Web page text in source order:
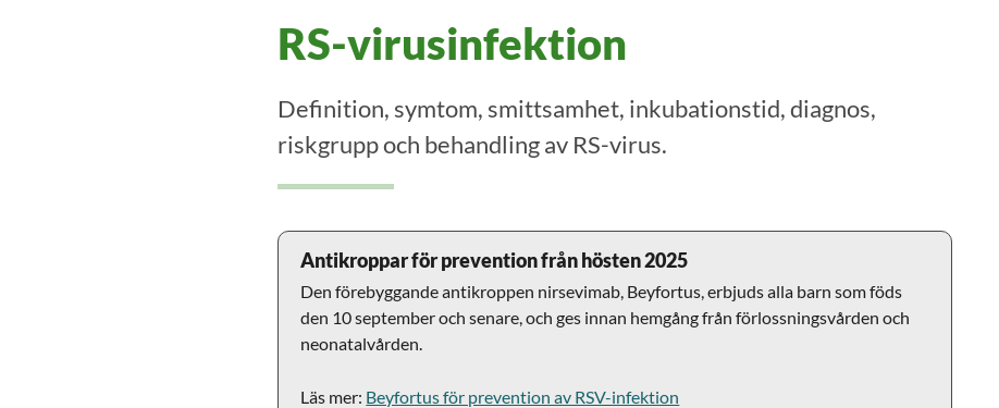
RS-virusinfektion
Definition, symtom, smittsamhet, inkubationstid, diagnos,
riskgrupp och behandling av RS-virus.
Antikroppar för prevention från hösten 2025
Den förebyggande antikroppen nirsevimab, Beyfortus, erbjuds alla barn som föds
den 10 september och senare, och ges innan hemgång från förlossningsvården och
neonatalvården.
Läs mer: Beyfortus för prevention av RSV-infektion